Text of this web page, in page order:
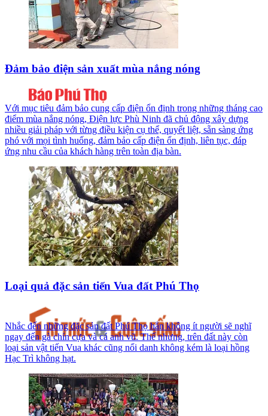
Đảm bảo điện sản xuất mùa nắng nóng
Với mục tiêu đảm bảo cung cấp điện ổn định trong những tháng cao
điểm mùa nắng nóng, Điện lực Phù Ninh đã chủ động xây dựng
nhiều giải pháp với từng điều kiện cụ thể, quyết liệt, sẵn sàng ứng
phó với mọi tình huống, đảm bảo cấp điện ổn định, liên tục, đáp
ứng nhu cầu của khách hàng trên toàn địa bàn.
Loại quả đặc sản tiến Vua đất Phú Thọ
Nhắc đến những đặc sản đất Phú Thọ hẳn không ít người sẽ nghĩ
ngay đến gà chín cựa và cá anh vũ. Thế nhưng, trên đất này còn
loại sản vật tiến Vua khác cũng nổi danh không kém là loại hồng
Hạc Trì không hạt.